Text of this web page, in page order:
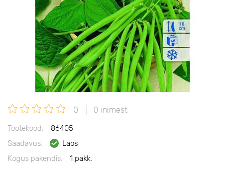
0 0 inimest
Tootekood:
86405
Saadavus:
Laos
Kogus pakendis:
1 pakk.